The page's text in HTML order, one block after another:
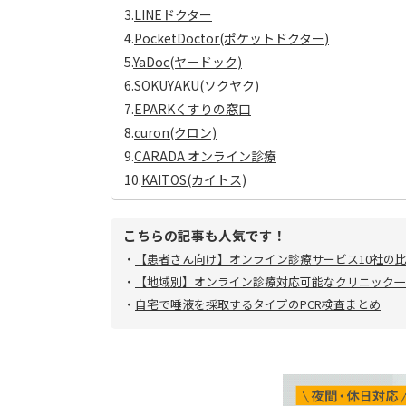
3.LINEドクター
4.PocketDoctor(ポケットドクター)
5.YaDoc(ヤードック)
6.SOKUYAKU(ソクヤク)
7.EPARKくすりの窓口
8.curon(クロン)
9.CARADA オンライン診療
10.KAITOS(カイトス)
こちらの記事も人気です！
・
【患者さん向け】オンライン診療サービス10社の
・
【地域別】オンライン診療対応可能なクリニック
・ 自宅で唾液を採取するタイプのPCR検査まとめ